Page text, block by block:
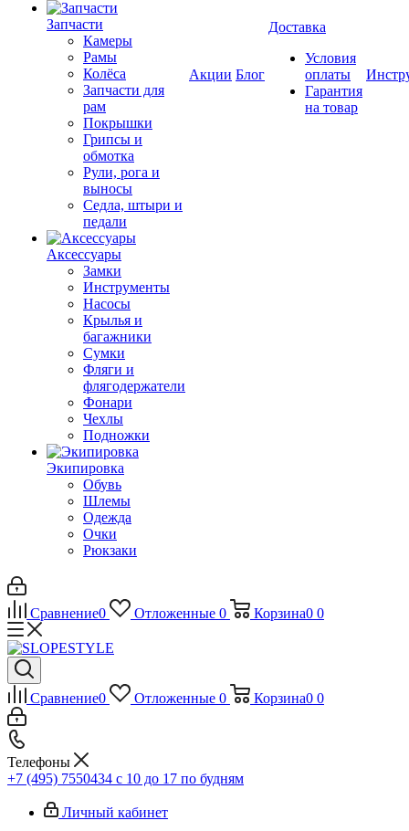
Запчасти
Камеры
Рамы
Колёса
Запчасти для
рам
Покрышки
Грипсы и
обмотка
Рули, рога и
выносы
Седла, штыри и
педали
Аксессуары
Замки
Инструменты
Насосы
Крылья и
багажники
Сумки
Фляги и
флягодержатели
Фонари
Чехлы
Подножки
Экипировка
Обувь
Шлемы
Одежда
Очки
Рюкзаки
Акции Блог
Доставка
Условия
оплаты
Гарантия
на товар
Сравнение0 Отложенные 0 Корзина0 0
Сравнение0 Отложенные 0 Корзина0 0
Телефоны
+7 (495) 7550434 с 10 до 17 по будням
Личный кабинет